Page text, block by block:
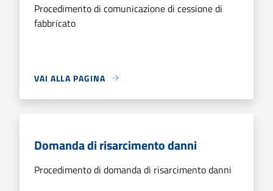
Procedimento di comunicazione di cessione di
fabbricato
VAI ALLA PAGINA
Domanda di risarcimento danni
Procedimento di domanda di risarcimento danni